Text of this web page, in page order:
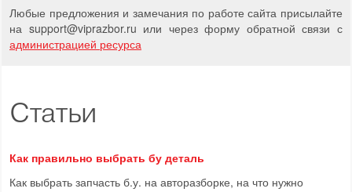
Любые предложения и замечания по работе сайта присылайте
на support@viprazbor.ru или через форму обратной связи с
администрацией ресурса
Статьи
Как правильно выбрать бу деталь
Как выбрать запчасть б.у. на авторазборке, на что нужно